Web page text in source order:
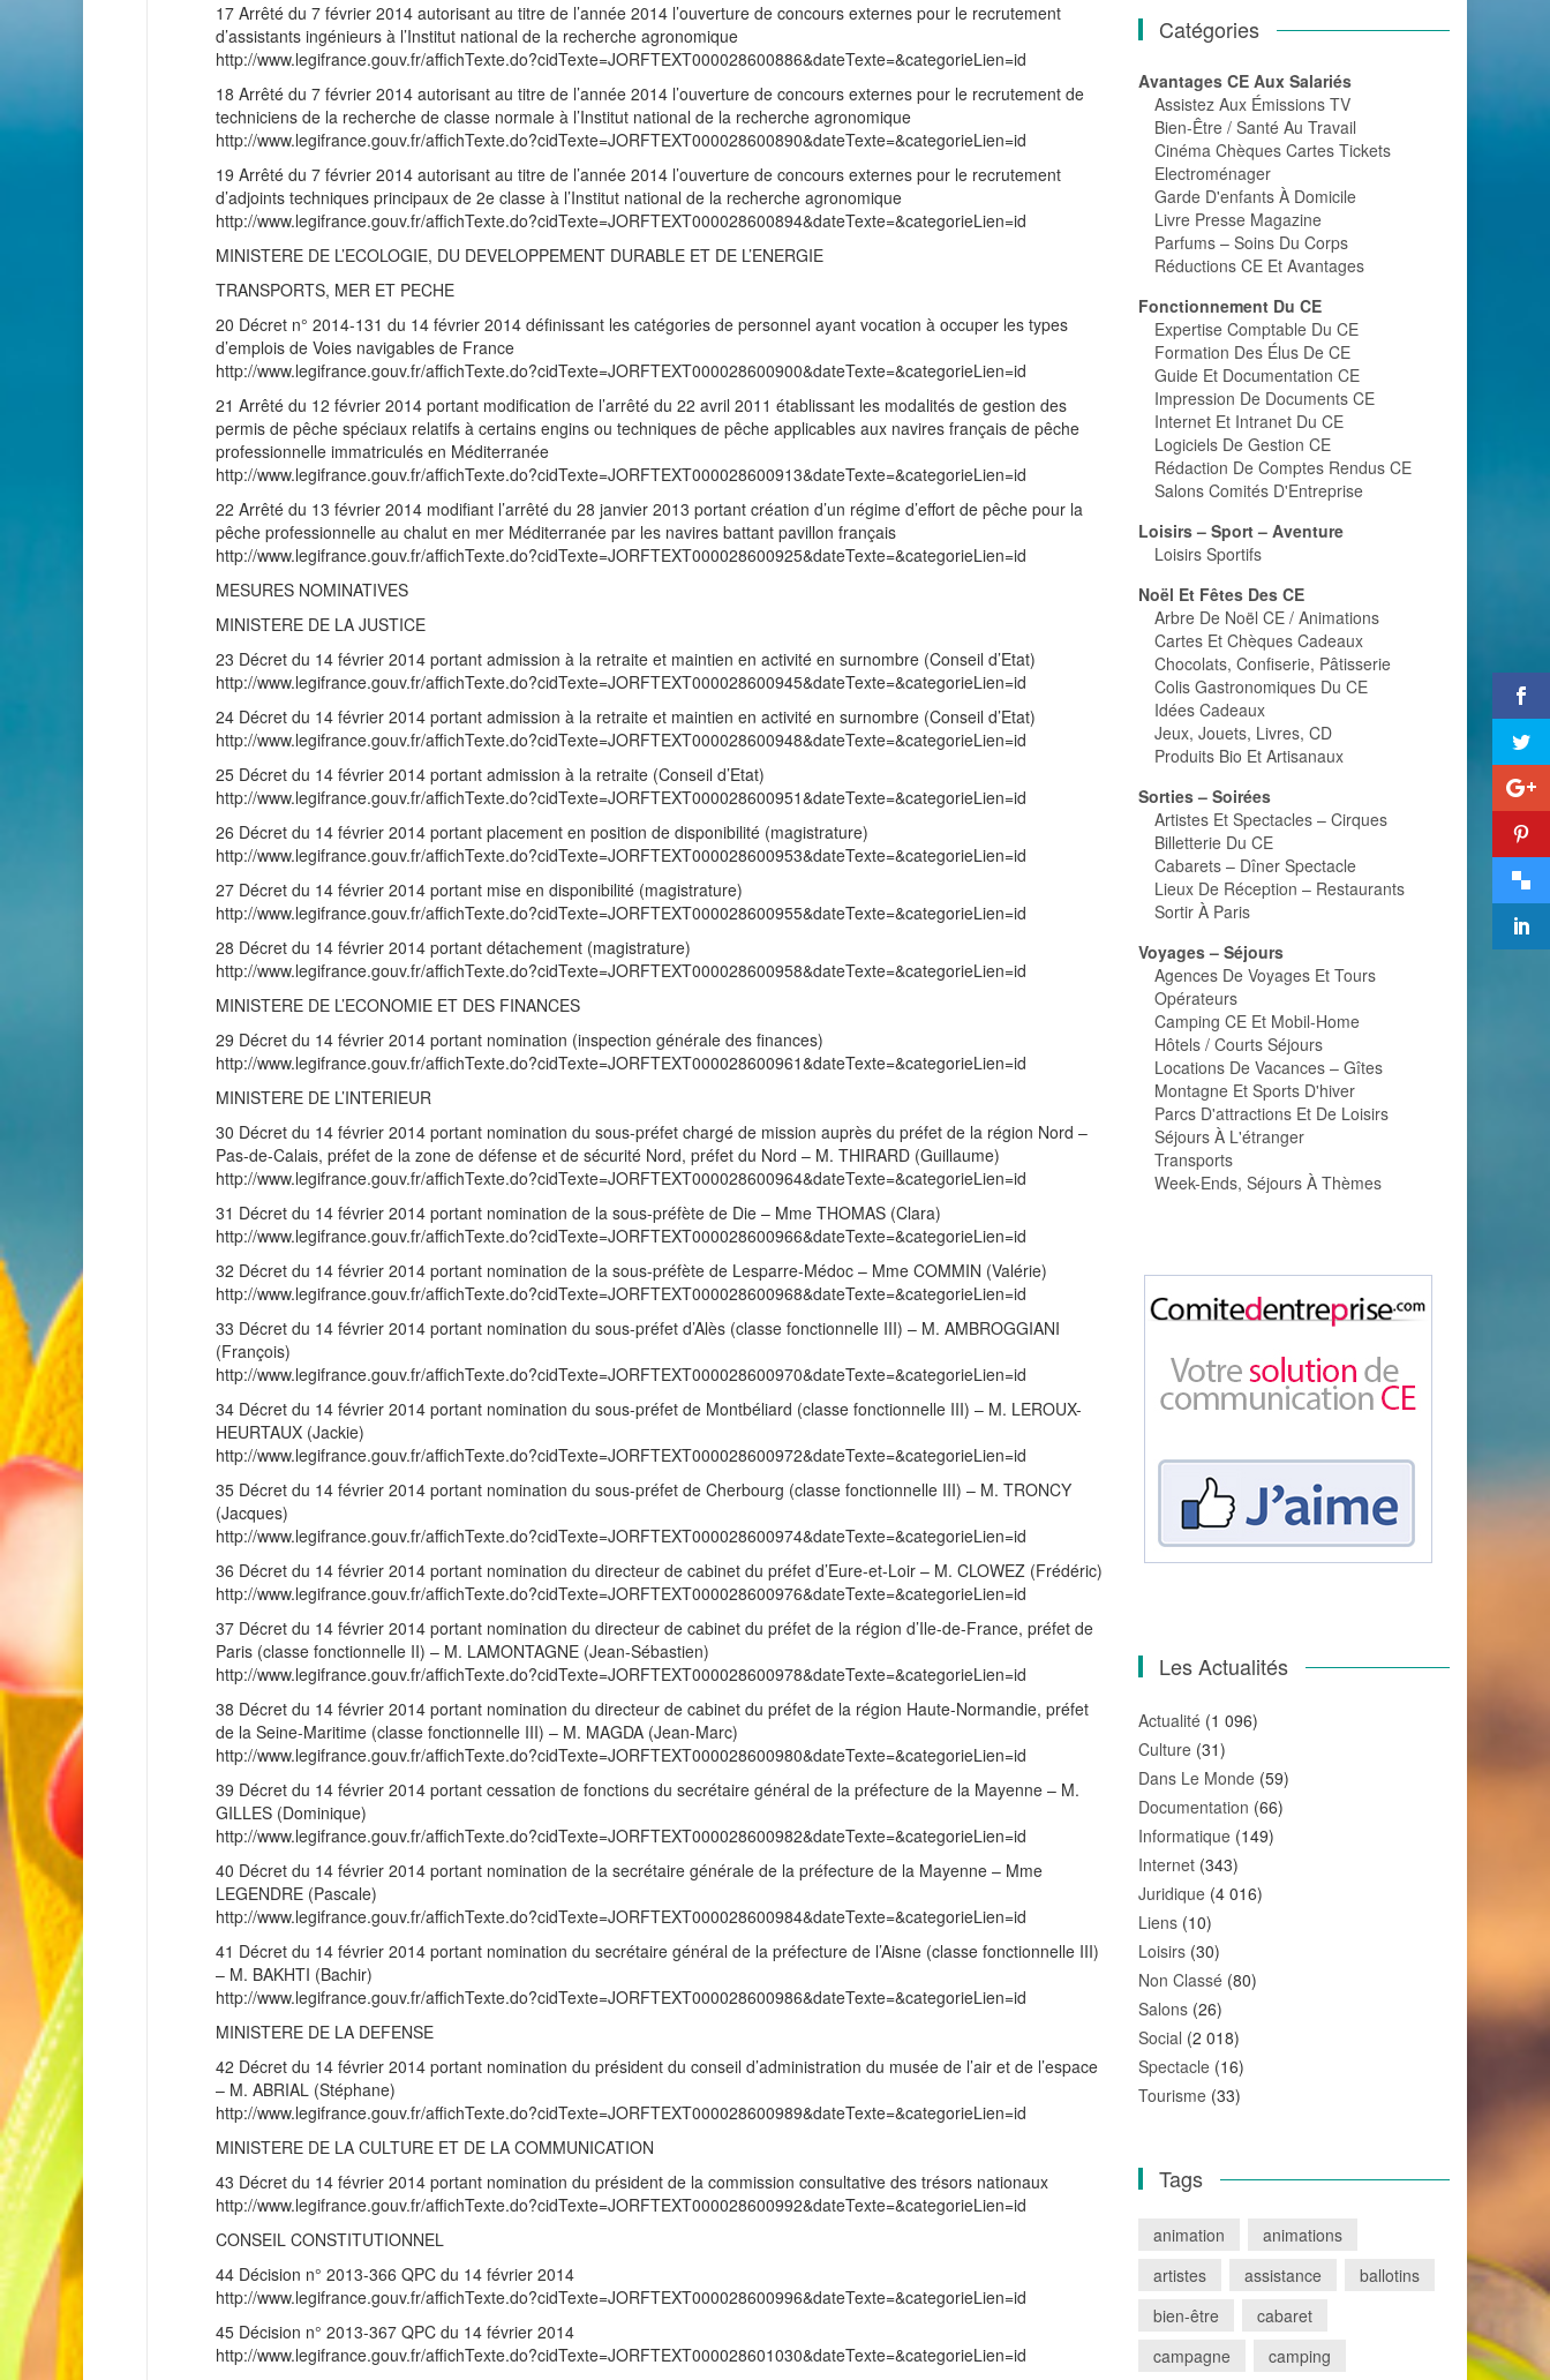
17 Arrêté du 7 février 2014 autorisant au titre de l’année 2014 l’ouverture de concours externes pour le recrutement
d’assistants ingénieurs à l’Institut national de la recherche agronomique
http://www.legifrance.gouv.fr/affichTexte.do?cidTexte=JORFTEXT000028600886&dateTexte=&categorieLien=id
18 Arrêté du 7 février 2014 autorisant au titre de l’année 2014 l’ouverture de concours externes pour le recrutement de
techniciens de la recherche de classe normale à l’Institut national de la recherche agronomique
http://www.legifrance.gouv.fr/affichTexte.do?cidTexte=JORFTEXT000028600890&dateTexte=&categorieLien=id
19 Arrêté du 7 février 2014 autorisant au titre de l’année 2014 l’ouverture de concours externes pour le recrutement
d’adjoints techniques principaux de 2e classe à l’Institut national de la recherche agronomique
http://www.legifrance.gouv.fr/affichTexte.do?cidTexte=JORFTEXT000028600894&dateTexte=&categorieLien=id
MINISTERE DE L’ECOLOGIE, DU DEVELOPPEMENT DURABLE ET DE L’ENERGIE
TRANSPORTS, MER ET PECHE
20 Décret n° 2014-131 du 14 février 2014 définissant les catégories de personnel ayant vocation à occuper les types
d’emplois de Voies navigables de France
http://www.legifrance.gouv.fr/affichTexte.do?cidTexte=JORFTEXT000028600900&dateTexte=&categorieLien=id
21 Arrêté du 12 février 2014 portant modification de l’arrêté du 22 avril 2011 établissant les modalités de gestion des
permis de pêche spéciaux relatifs à certains engins ou techniques de pêche applicables aux navires français de pêche
professionnelle immatriculés en Méditerranée
http://www.legifrance.gouv.fr/affichTexte.do?cidTexte=JORFTEXT000028600913&dateTexte=&categorieLien=id
22 Arrêté du 13 février 2014 modifiant l’arrêté du 28 janvier 2013 portant création d’un régime d’effort de pêche pour la
pêche professionnelle au chalut en mer Méditerranée par les navires battant pavillon français
http://www.legifrance.gouv.fr/affichTexte.do?cidTexte=JORFTEXT000028600925&dateTexte=&categorieLien=id
MESURES NOMINATIVES
MINISTERE DE LA JUSTICE
23 Décret du 14 février 2014 portant admission à la retraite et maintien en activité en surnombre (Conseil d’Etat)
http://www.legifrance.gouv.fr/affichTexte.do?cidTexte=JORFTEXT000028600945&dateTexte=&categorieLien=id
24 Décret du 14 février 2014 portant admission à la retraite et maintien en activité en surnombre (Conseil d’Etat)
http://www.legifrance.gouv.fr/affichTexte.do?cidTexte=JORFTEXT000028600948&dateTexte=&categorieLien=id
25 Décret du 14 février 2014 portant admission à la retraite (Conseil d’Etat)
http://www.legifrance.gouv.fr/affichTexte.do?cidTexte=JORFTEXT000028600951&dateTexte=&categorieLien=id
26 Décret du 14 février 2014 portant placement en position de disponibilité (magistrature)
http://www.legifrance.gouv.fr/affichTexte.do?cidTexte=JORFTEXT000028600953&dateTexte=&categorieLien=id
27 Décret du 14 février 2014 portant mise en disponibilité (magistrature)
http://www.legifrance.gouv.fr/affichTexte.do?cidTexte=JORFTEXT000028600955&dateTexte=&categorieLien=id
28 Décret du 14 février 2014 portant détachement (magistrature)
http://www.legifrance.gouv.fr/affichTexte.do?cidTexte=JORFTEXT000028600958&dateTexte=&categorieLien=id
MINISTERE DE L’ECONOMIE ET DES FINANCES
29 Décret du 14 février 2014 portant nomination (inspection générale des finances)
http://www.legifrance.gouv.fr/affichTexte.do?cidTexte=JORFTEXT000028600961&dateTexte=&categorieLien=id
MINISTERE DE L’INTERIEUR
30 Décret du 14 février 2014 portant nomination du sous-préfet chargé de mission auprès du préfet de la région Nord –
Pas-de-Calais, préfet de la zone de défense et de sécurité Nord, préfet du Nord – M. THIRARD (Guillaume)
http://www.legifrance.gouv.fr/affichTexte.do?cidTexte=JORFTEXT000028600964&dateTexte=&categorieLien=id
31 Décret du 14 février 2014 portant nomination de la sous-préfète de Die – Mme THOMAS (Clara)
http://www.legifrance.gouv.fr/affichTexte.do?cidTexte=JORFTEXT000028600966&dateTexte=&categorieLien=id
32 Décret du 14 février 2014 portant nomination de la sous-préfète de Lesparre-Médoc – Mme COMMIN (Valérie)
http://www.legifrance.gouv.fr/affichTexte.do?cidTexte=JORFTEXT000028600968&dateTexte=&categorieLien=id
33 Décret du 14 février 2014 portant nomination du sous-préfet d’Alès (classe fonctionnelle III) – M. AMBROGGIANI
(François)
http://www.legifrance.gouv.fr/affichTexte.do?cidTexte=JORFTEXT000028600970&dateTexte=&categorieLien=id
34 Décret du 14 février 2014 portant nomination du sous-préfet de Montbéliard (classe fonctionnelle III) – M. LEROUX-
HEURTAUX (Jackie)
http://www.legifrance.gouv.fr/affichTexte.do?cidTexte=JORFTEXT000028600972&dateTexte=&categorieLien=id
35 Décret du 14 février 2014 portant nomination du sous-préfet de Cherbourg (classe fonctionnelle III) – M. TRONCY
(Jacques)
http://www.legifrance.gouv.fr/affichTexte.do?cidTexte=JORFTEXT000028600974&dateTexte=&categorieLien=id
36 Décret du 14 février 2014 portant nomination du directeur de cabinet du préfet d’Eure-et-Loir – M. CLOWEZ (Frédéric)
http://www.legifrance.gouv.fr/affichTexte.do?cidTexte=JORFTEXT000028600976&dateTexte=&categorieLien=id
37 Décret du 14 février 2014 portant nomination du directeur de cabinet du préfet de la région d’Ile-de-France, préfet de
Paris (classe fonctionnelle II) – M. LAMONTAGNE (Jean-Sébastien)
http://www.legifrance.gouv.fr/affichTexte.do?cidTexte=JORFTEXT000028600978&dateTexte=&categorieLien=id
38 Décret du 14 février 2014 portant nomination du directeur de cabinet du préfet de la région Haute-Normandie, préfet
de la Seine-Maritime (classe fonctionnelle III) – M. MAGDA (Jean-Marc)
http://www.legifrance.gouv.fr/affichTexte.do?cidTexte=JORFTEXT000028600980&dateTexte=&categorieLien=id
39 Décret du 14 février 2014 portant cessation de fonctions du secrétaire général de la préfecture de la Mayenne – M.
GILLES (Dominique)
http://www.legifrance.gouv.fr/affichTexte.do?cidTexte=JORFTEXT000028600982&dateTexte=&categorieLien=id
40 Décret du 14 février 2014 portant nomination de la secrétaire générale de la préfecture de la Mayenne – Mme
LEGENDRE (Pascale)
http://www.legifrance.gouv.fr/affichTexte.do?cidTexte=JORFTEXT000028600984&dateTexte=&categorieLien=id
41 Décret du 14 février 2014 portant nomination du secrétaire général de la préfecture de l’Aisne (classe fonctionnelle III)
– M. BAKHTI (Bachir)
http://www.legifrance.gouv.fr/affichTexte.do?cidTexte=JORFTEXT000028600986&dateTexte=&categorieLien=id
MINISTERE DE LA DEFENSE
42 Décret du 14 février 2014 portant nomination du président du conseil d’administration du musée de l’air et de l’espace
– M. ABRIAL (Stéphane)
http://www.legifrance.gouv.fr/affichTexte.do?cidTexte=JORFTEXT000028600989&dateTexte=&categorieLien=id
MINISTERE DE LA CULTURE ET DE LA COMMUNICATION
43 Décret du 14 février 2014 portant nomination du président de la commission consultative des trésors nationaux
http://www.legifrance.gouv.fr/affichTexte.do?cidTexte=JORFTEXT000028600992&dateTexte=&categorieLien=id
CONSEIL CONSTITUTIONNEL
44 Décision n° 2013-366 QPC du 14 février 2014
http://www.legifrance.gouv.fr/affichTexte.do?cidTexte=JORFTEXT000028600996&dateTexte=&categorieLien=id
45 Décision n° 2013-367 QPC du 14 février 2014
http://www.legifrance.gouv.fr/affichTexte.do?cidTexte=JORFTEXT000028601030&dateTexte=&categorieLien=id
Catégories
Avantages CE Aux Salariés
Assistez Aux Émissions TV
Bien-Être / Santé Au Travail
Cinéma Chèques Cartes Tickets
Electroménager
Garde D'enfants À Domicile
Livre Presse Magazine
Parfums – Soins Du Corps
Réductions CE Et Avantages
Fonctionnement Du CE
Expertise Comptable Du CE
Formation Des Élus De CE
Guide Et Documentation CE
Impression De Documents CE
Internet Et Intranet Du CE
Logiciels De Gestion CE
Rédaction De Comptes Rendus CE
Salons Comités D'Entreprise
Loisirs – Sport – Aventure
Loisirs Sportifs
Noël Et Fêtes Des CE
Arbre De Noël CE / Animations
Cartes Et Chèques Cadeaux
Chocolats, Confiserie, Pâtisserie
Colis Gastronomiques Du CE
Idées Cadeaux
Jeux, Jouets, Livres, CD
Produits Bio Et Artisanaux
Sorties – Soirées
Artistes Et Spectacles – Cirques
Billetterie Du CE
Cabarets – Dîner Spectacle
Lieux De Réception – Restaurants
Sortir À Paris
Voyages – Séjours
Agences De Voyages Et Tours
Opérateurs
Camping CE Et Mobil-Home
Hôtels / Courts Séjours
Locations De Vacances – Gîtes
Montagne Et Sports D'hiver
Parcs D'attractions Et De Loisirs
Séjours À L'étranger
Transports
Week-Ends, Séjours À Thèmes
Les Actualités
Actualité (1 096)
Culture (31)
Dans Le Monde (59)
Documentation (66)
Informatique (149)
Internet (343)
Juridique (4 016)
Liens (10)
Loisirs (30)
Non Classé (80)
Salons (26)
Social (2 018)
Spectacle (16)
Tourisme (33)
Tags
animation
animations
artistes
assistance
ballotins
bien-être
cabaret
campagne
camping